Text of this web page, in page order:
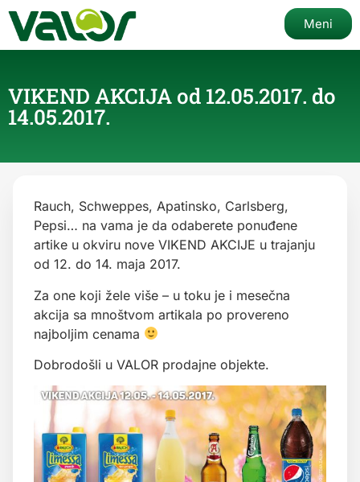
Meni
VIKEND AKCIJA od 12.05.2017. do
14.05.2017.
Rauch, Schweppes, Apatinsko, Carlsberg,
Pepsi… na vama je da odaberete ponuđene
artike u okviru nove VIKEND AKCIJE u trajanju
od 12. do 14. maja 2017.
Za one koji žele više – u toku je i mesečna
akcija sa mnoštvom artikala po provereno
najboljim cenama
Dobrodošli u VALOR prodajne objekte.